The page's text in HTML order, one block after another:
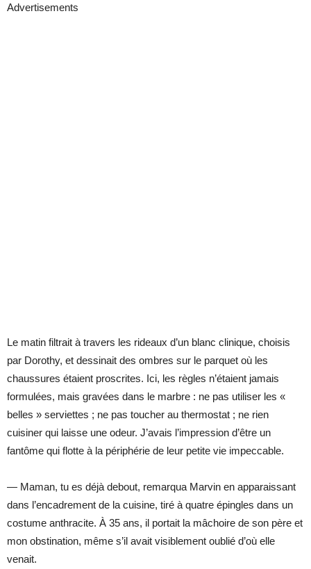
Advertisements
Le matin filtrait à travers les rideaux d’un blanc clinique, choisis
par Dorothy, et dessinait des ombres sur le parquet où les
chaussures étaient proscrites. Ici, les règles n’étaient jamais
formulées, mais gravées dans le marbre : ne pas utiliser les «
belles » serviettes ; ne pas toucher au thermostat ; ne rien
cuisiner qui laisse une odeur. J’avais l’impression d’être un
fantôme qui flotte à la périphérie de leur petite vie impeccable.
— Maman, tu es déjà debout, remarqua Marvin en apparaissant
dans l’encadrement de la cuisine, tiré à quatre épingles dans un
costume anthracite. À 35 ans, il portait la mâchoire de son père et
mon obstination, même s’il avait visiblement oublié d’où elle
venait.